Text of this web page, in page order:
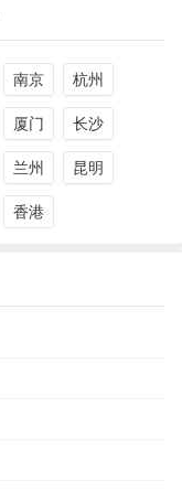
南京 杭州
厦门 长沙
兰州 昆明
香港